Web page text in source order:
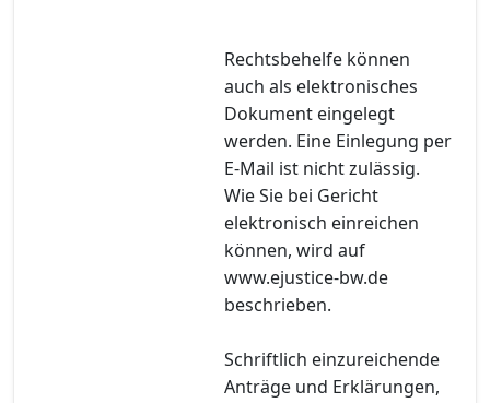
Rechtsbehelfe können
auch als elektronisches
Dokument eingelegt
werden. Eine Einlegung per
E-Mail ist nicht zulässig.
Wie Sie bei Gericht
elektronisch einreichen
können, wird auf
www.ejustice-bw.de
beschrieben.
Schriftlich einzureichende
Anträge und Erklärungen,